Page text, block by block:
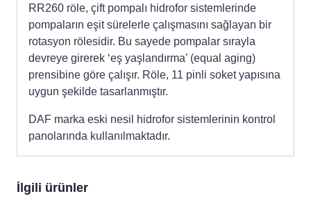
RR260 röle, çift pompalı hidrofor sistemlerinde
pompaların eşit sürelerle çalışmasını sağlayan bir
rotasyon rölesidir. Bu sayede pompalar sırayla
devreye girerek ‘eş yaşlandırma’ (equal aging)
prensibine göre çalışır. Röle, 11 pinli soket yapısına
uygun şekilde tasarlanmıştır.
DAF marka eski nesil hidrofor sistemlerinin kontrol
panolarında kullanılmaktadır.
İlgili ürünler